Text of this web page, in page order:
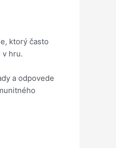
ktorý často
v hru.
a odpovede